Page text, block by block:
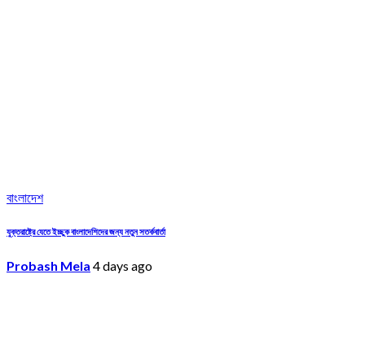
বাংলাদেশ
যুক্তরাষ্ট্রে যেতে ইচ্ছুক বাংলাদেশিদের জন্য নতুন সতর্কবার্তা
Probash Mela 4 days ago